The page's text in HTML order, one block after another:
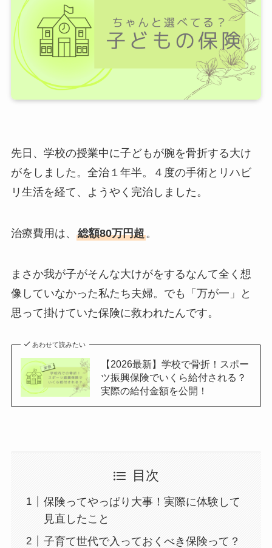
先日、学校の授業中に子どもが腕を骨折する大け
がをしました。全治１年半。４度の手術とリハビ
リ生活を経て、ようやく完治しました。
治療費用は、 総額80万円超。
まさか我が子がそんな大けがをするなんて全く想
像していなかった私たち夫婦。でも「万が一」と
思って掛けていた保険に救われたんです。
あわせて読みたい
【2026最新】学校で骨折！スポー
ツ振興保険でいくら給付される？
実際の給付金額を公開！
目次
保険ってやっぱり大事！実際に体験して
見直したこと
子育て世代で入っておくべき保険って？